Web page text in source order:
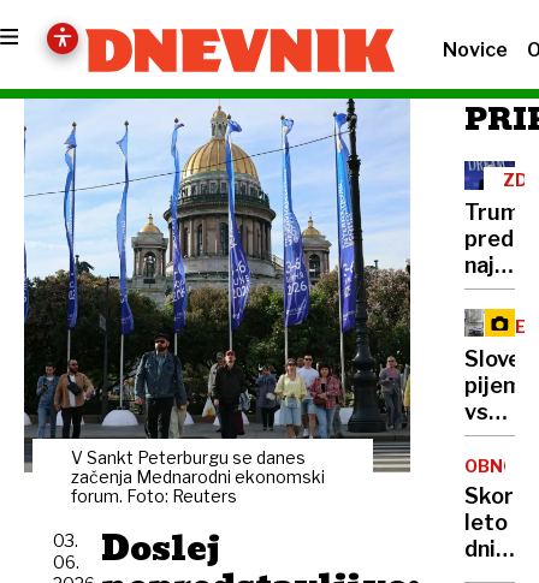
Novice
V Sankt Peterburgu se danes
začenja Mednarodni ekonomski
forum. Foto: Reuters
Doslej
03.
06.
ZDA
Trump
pred
so
nizke
pijemo
vse
manj
mleka,
pa
se
OBNOVA
Skoraj
leto
dni
po